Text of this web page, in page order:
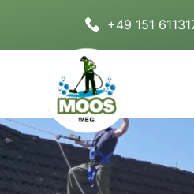
+49 151